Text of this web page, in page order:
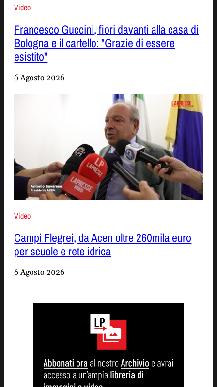
Video
Francesco Guccini, fiori davanti alla casa di
Bologna e il cartello: "Grazie di essere
esistito"
6 Agosto 2026
Video
Campi Flegrei, da Acen oltre 260mila euro
per scuole e rete idrica
6 Agosto 2026